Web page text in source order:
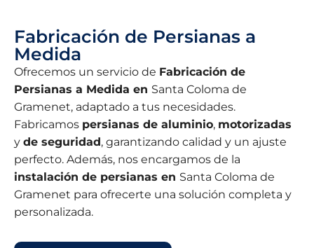
Fabricación de Persianas a
Medida
Ofrecemos un servicio de Fabricación de
Persianas a Medida en Santa Coloma de
Gramenet, adaptado a tus necesidades.
Fabricamos persianas de aluminio, motorizadas
y de seguridad, garantizando calidad y un ajuste
perfecto. Además, nos encargamos de la
instalación de persianas en Santa Coloma de
Gramenet para ofrecerte una solución completa y
personalizada.